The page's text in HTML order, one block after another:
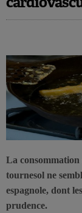
La consommation
tournesol ne
espagnole, dont
prudence.